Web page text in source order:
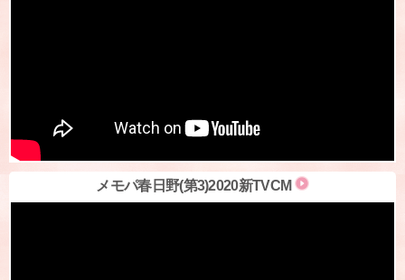
メモパ春日野(第3)2020新TVCM